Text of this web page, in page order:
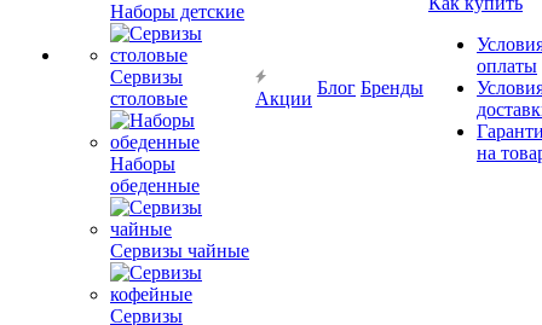
Наборы детские
Сервизы
столовые
Наборы
обеденные
Сервизы чайные
Сервизы
Акции
Блог Бренды
оплаты
на